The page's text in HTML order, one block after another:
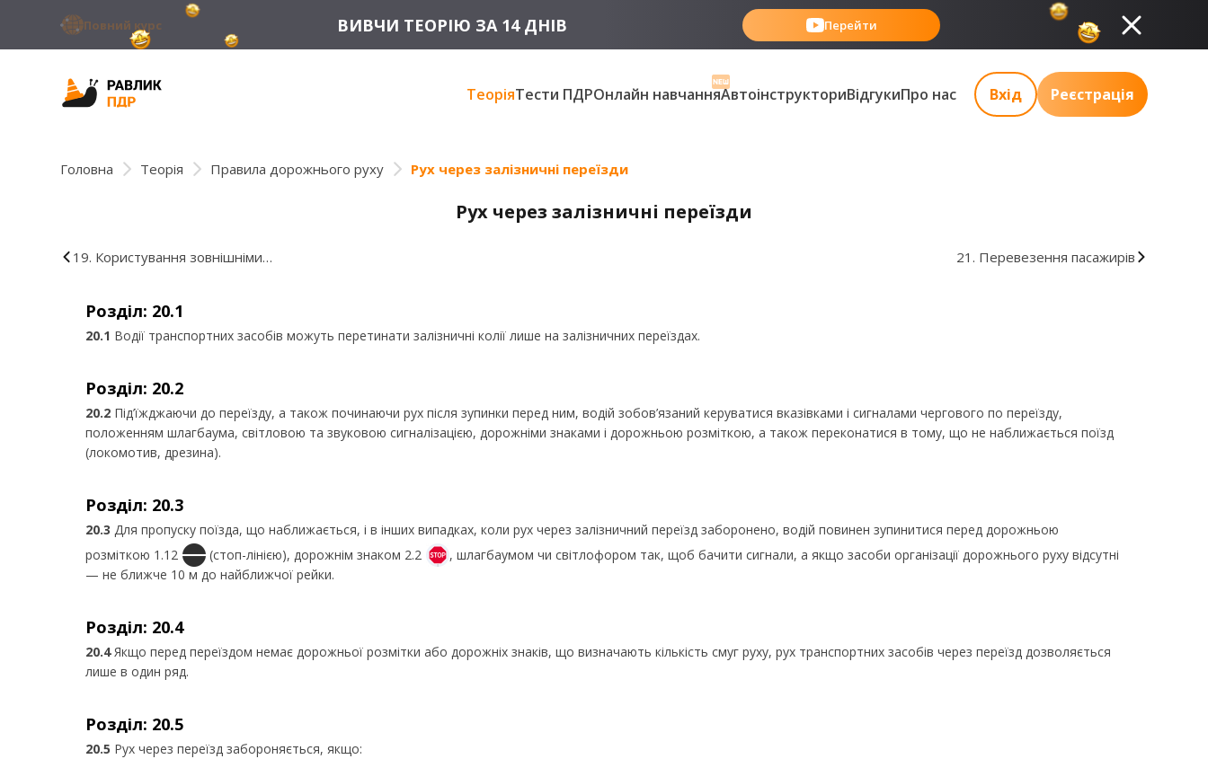
Повний курс ВИВЧИ ТЕОРІЮ ЗА 14 ДНІВ Перейти
ТеоріяТести ПДРОнлайн навчанняАвтоінструкториВідгукиПро нас Вхід Реєстрація
Головна Теорія Правила дорожнього руху Рух через залізничні переїзди
Рух через залізничні переїзди
19. Користування зовнішніми
21. Перевезення пасажирів
Розділ: 20.1
20.1 Водії транспортних засобів можуть перетинати залізничні колії лише на залізничних переїздах.
Розділ: 20.2
20.2 Під’їжджаючи до переїзду, а також починаючи рух після зупинки перед ним, водій зобов’язаний керуватися вказівками і сигналами чергового по переїзду,
положенням шлагбаума, світловою та звуковою сигналізацією, дорожніми знаками і дорожньою розміткою, а також переконатися в тому, що не наближається поїзд
(локомотив, дрезина).
Розділ: 20.3
20.3 Для пропуску поїзда, що наближається, і в інших випадках, коли рух через залізничний переїзд заборонено, водій повинен зупинитися перед дорожньою
розміткою 1.12
(стоп-лінією), дорожнім знаком 2.2
, шлагбаумом чи світлофором так, щоб бачити сигнали, а якщо засоби організації дорожнього руху відсутні
— не ближче 10 м до найближчої рейки.
Розділ: 20.4
20.4Якщо перед переїздом немає дорожньої розмітки або дорожніх знаків, що визначають кількість смуг руху, рух транспортних засобів через переїзд дозволяється
лише в один ряд.
Розділ: 20.5
20.5 Рух через переїзд забороняється, якщо: